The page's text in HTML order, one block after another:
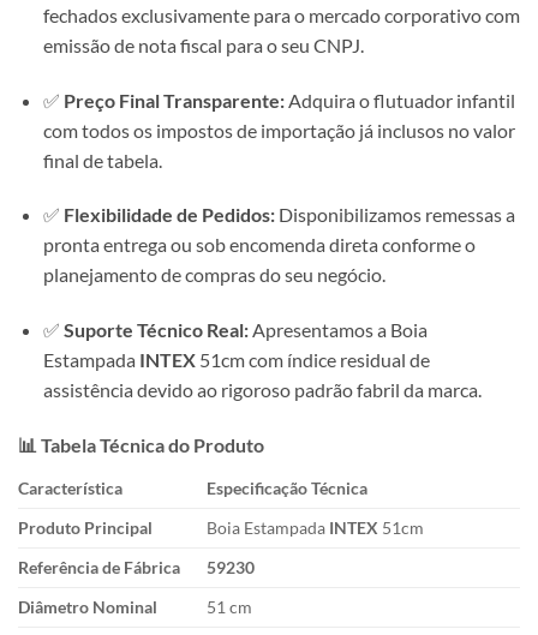
fechados exclusivamente para o mercado corporativo com
emissão de nota fiscal para o seu CNPJ.
✅ Preço Final Transparente:Adquira o flutuador infantil
com todos os impostos de importação já inclusos no valor
final de tabela.
✅ Flexibilidade de Pedidos:Disponibilizamos remessas a
pronta entrega ou sob encomenda direta conforme o
planejamento de compras do seu negócio.
✅ Suporte Técnico Real:Apresentamos a Boia
Estampada INTEX51cm com índice residual de
assistência devido ao rigoroso padrão fabril da marca.
📊 Tabela Técnica do Produto
Característica
Especificação Técnica
Produto Principal
Boia Estampada INTEX 51cm
Referência de Fábrica
59230
Diâmetro Nominal
51 cm